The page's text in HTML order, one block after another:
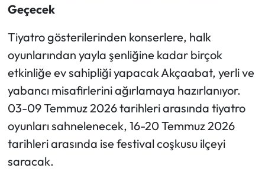
Geçecek
Tiyatro gösterilerinden konserlere, halk
oyunlarından yayla şenliğine kadar birçok
etkinliğe ev sahipliği yapacak Akçaabat, yerli ve
yabancı misafirlerini ağırlamaya hazırlanıyor.
03-09 Temmuz 2026 tarihleri arasında tiyatro
oyunları sahnelenecek, 16-20 Temmuz 2026
tarihleri arasında ise festival coşkusu ilçeyi
saracak.
Ekonomi
Sağlık
Turizm
Teknoloji